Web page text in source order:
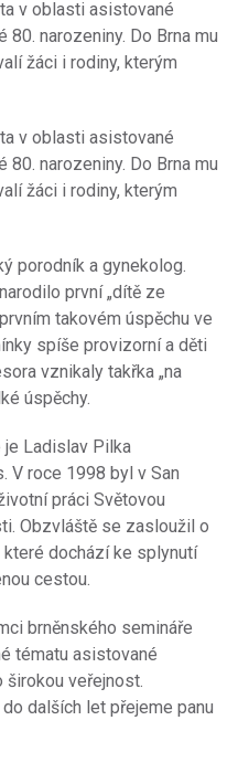
v oblasti asistované
narozeniny. Do Brna mu
žáci i rodiny, kterým
v oblasti asistované
narozeniny. Do Brna mu
žáci i rodiny, kterým
porodník a gynekolog.
první „dítě ze
takovém úspěchu ve
spíše provizorní a děti
vznikaly takřka „na
úspěchy.
je Ladislav Pilka
V roce 1998 byl v San
práci Světovou
Obzvláště se zasloužil o
které dochází ke splynutí
cestou.
brněnského semináře
tématu asistované
širokou veřejnost.
dalších let přejeme panu